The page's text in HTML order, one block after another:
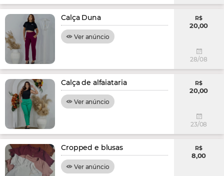
Calça Duna
Ver anúncio
R$
20,00
28/08
Calça de alfaiataria
Ver anúncio
R$
20,00
23/08
Cropped e blusas
Ver anúncio
R$
8,00